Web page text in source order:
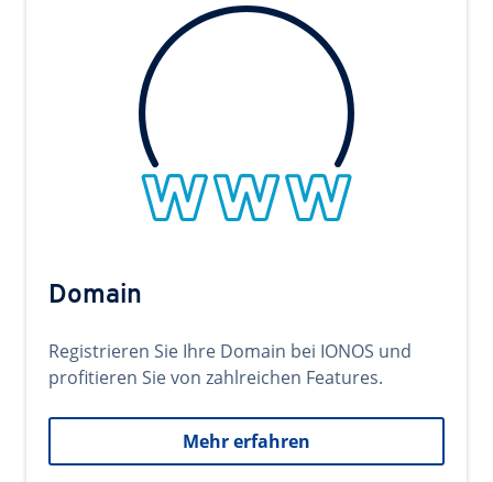
Domain
Registrieren Sie Ihre Domain bei IONOS und
profitieren Sie von zahlreichen Features.
Mehr erfahren